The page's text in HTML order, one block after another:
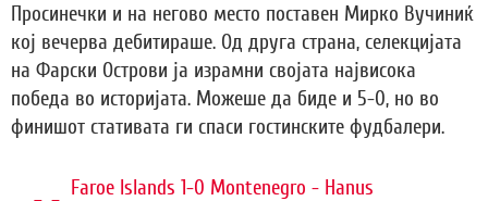
Просинечки и на негово место поставен Мирко Вучиниќ
кој вечерва дебитираше. Од друга страна, селекцијата
на Фарски Острови ја израмни својата највисока
победа во историјата. Можеше да биде и 5-0, но во
финишот стативата ги спаси гостинските фудбалери.
Faroe Islands 1-0 Montenegro - Hanus